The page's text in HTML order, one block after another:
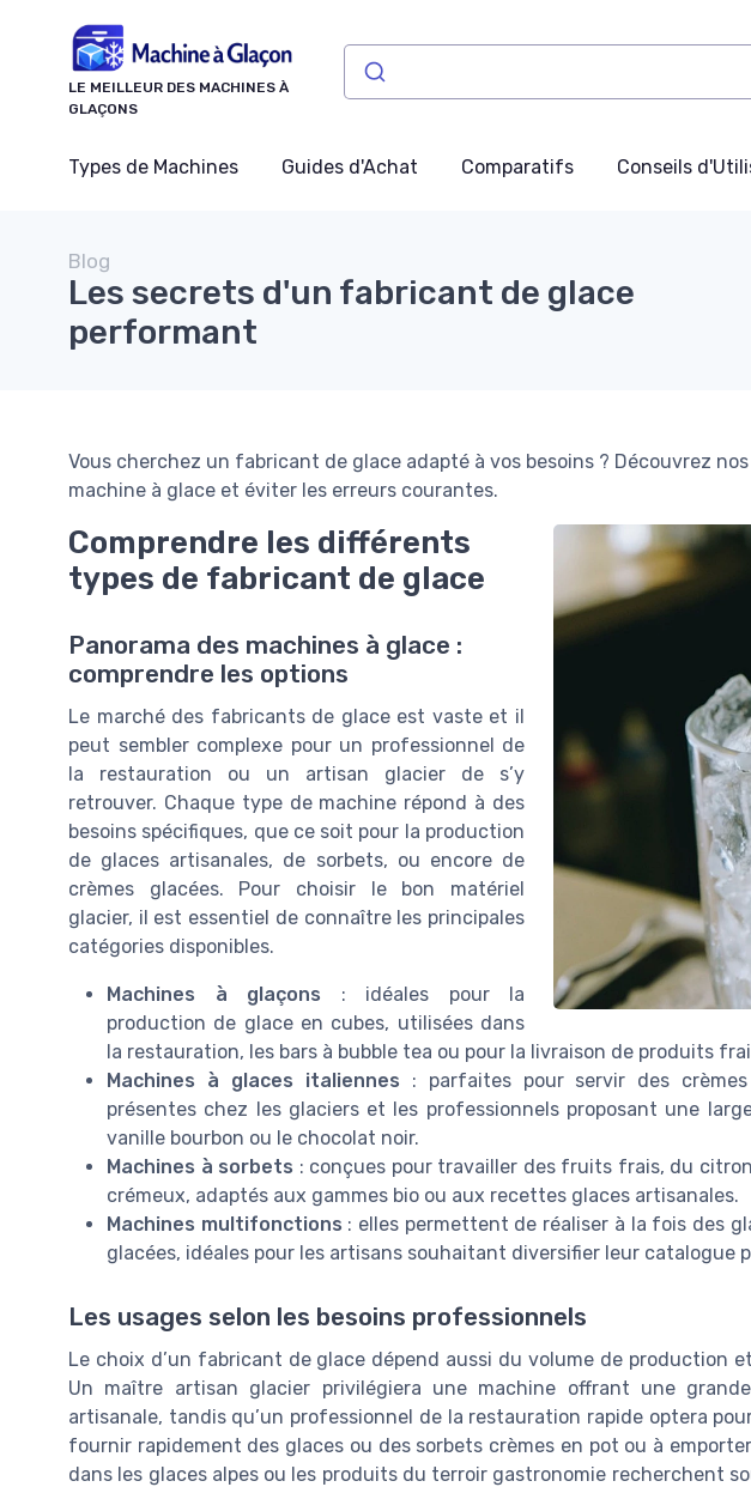
LE MEILLEUR DES MACHINES À
GLAÇONS
Types de Machines Guides d'Achat Comparatifs Conseils
Blog
Les secrets d'un fabricant de glace
performant
Vous cherchez un fabricant de glace adapté à vos besoins ? Découvrez
machine à glace et éviter les erreurs courantes.
Comprendre les différents
types de fabricant de glace
Panorama des machines à glace :
comprendre les options
Le marché des fabricants de glace est vaste et il
peut sembler complexe pour un professionnel de
la restauration ou un artisan glacier de s’y
retrouver. Chaque type de machine répond à des
besoins spécifiques, que ce soit pour la production
de glaces artisanales, de sorbets, ou encore de
crèmes glacées. Pour choisir le bon matériel
glacier, il est essentiel de connaître les principales
catégories disponibles.
Machines à glaçons : idéales pour la
production de glace en cubes, utilisées dans
la restauration, les bars à bubble tea ou pour la livraison de produits
Machines à glaces italiennes : parfaites pour servir des
présentes chez les glaciers et les professionnels proposant une
vanille bourbon ou le chocolat noir.
Machines à sorbets : conçues pour travailler des fruits frais, du
crémeux, adaptés aux gammes bio ou aux recettes glaces artisanales.
Machines multifonctions : elles permettent de réaliser à la fois des
glacées, idéales pour les artisans souhaitant diversifier leur catalogue
Les usages selon les besoins professionnels
Le choix d’un fabricant de glace dépend aussi du volume de production
Un maître artisan glacier privilégiera une machine offrant une
artisanale, tandis qu’un professionnel de la restauration rapide optera
fournir rapidement des glaces ou des sorbets crèmes en pot ou à
dans les glaces alpes ou les produits du terroir gastronomie recherchent